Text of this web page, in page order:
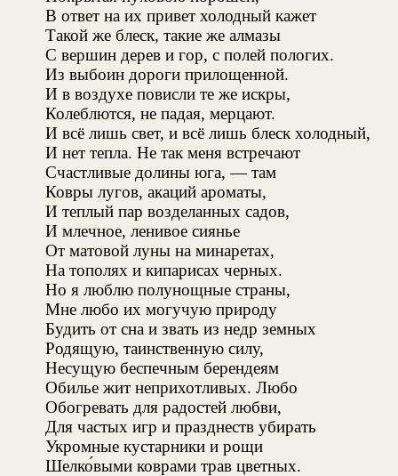
В ответ на их привет холодный кажет
Такой же блеск, такие же алмазы
С вершин дерев и гор, с полей пологих.
Из выбоин дороги прилощенной.
И в воздухе повисли те же искры,
Колеблются, не падая, мерцают.
И всё лишь свет, и всё лишь блеск холодный,
И нет тепла. Не так меня встречают
Счастливые долины юга, — там
Ковры лугов, акаций ароматы,
И теплый пар возделанных садов,
И млечное, ленивое сиянье
От матовой луны на минаретах,
На тополях и кипарисах черных.
Но я люблю полунощные страны,
Мне любо их могучую природу
Будить от сна и звать из недр земных
Родящую, таинственную силу,
Несущую беспечным берендеям
Обилье жит неприхотливых. Любо
Обогревать для радостей любви,
Для частых игр и празднеств убирать
Укромные кустарники и рощи
Шелко́выми коврами трав цветных.